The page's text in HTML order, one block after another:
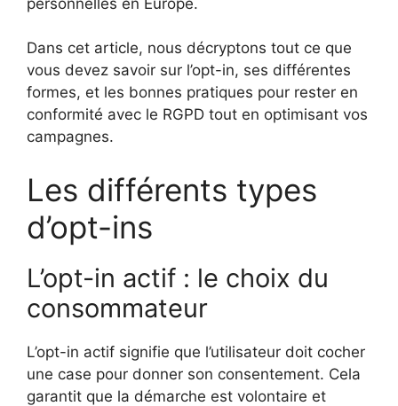
Dans cet article, nous décryptons tout ce que
vous devez savoir sur l’opt-in, ses différentes
formes, et les bonnes pratiques pour rester en
conformité avec le RGPD tout en optimisant vos
campagnes.
Les différents types
d’opt-ins
L’opt-in actif : le choix du
consommateur
L’opt-in actif signifie que l’utilisateur doit cocher
une case pour donner son consentement. Cela
garantit que la démarche est volontaire et